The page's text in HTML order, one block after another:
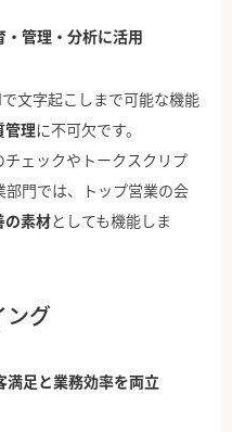
管理・分析に活用
文字起こしまで可能な機能
管理に不可欠です。
ェックやトークスクリプ
部門では、トップ営業の会
の素材としても機能しま
ング
満足と業務効率を両立